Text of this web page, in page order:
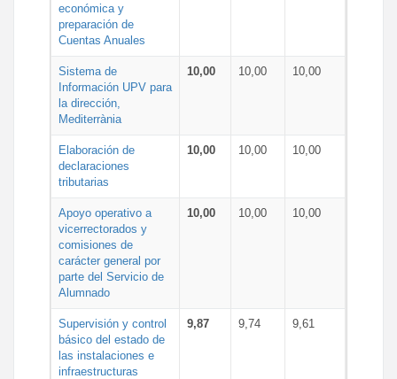
económica y
preparación de
Cuentas Anuales
Sistema de
Información UPV para
la dirección,
Mediterrània
10,00 10,00 10,00
Elaboración de
declaraciones
tributarias
10,00 10,00 10,00
Apoyo operativo a
vicerrectorados y
comisiones de
carácter general por
parte del Servicio de
Alumnado
10,00 10,00 10,00
Supervisión y control
básico del estado de
las instalaciones e
infraestructuras
9,87 9,74 9,61